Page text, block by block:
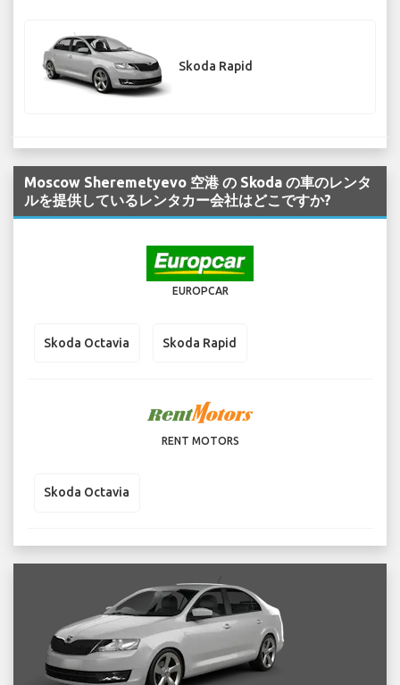
Skoda Rapid
Moscow Sheremetyevo 空港 の Skoda の車のレンタ
ルを提供しているレンタカー会社はどこですか?
EUROPCAR
Skoda Octavia Skoda Rapid
RENT MOTORS
Skoda Octavia